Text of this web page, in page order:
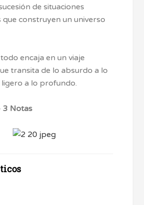
de situaciones
que construyen un universo
encaja en un viaje
transita de lo absurdo a lo
a lo profundo.
3 Notas